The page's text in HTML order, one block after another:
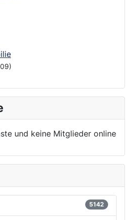
und keine Mitglieder online
5142